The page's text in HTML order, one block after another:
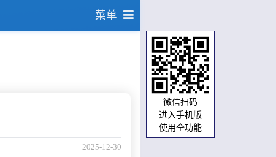
菜单
微信扫码
进入手机版
使用全功能
2025-12-30